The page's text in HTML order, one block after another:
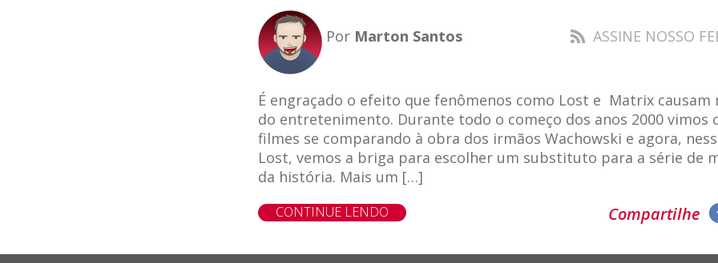
Por Marton Santos ASSINE NOSSO
É engraçado o efeito que fenômenos como Lost e Matrix causam
do entretenimento. Durante todo o começo dos anos 2000 vimos
filmes se comparando à obra dos irmãos Wachowski e agora,
Lost, vemos a briga para escolher um substituto para a série de
da história. Mais um […]
CONTINUE LENDO Compartilhe